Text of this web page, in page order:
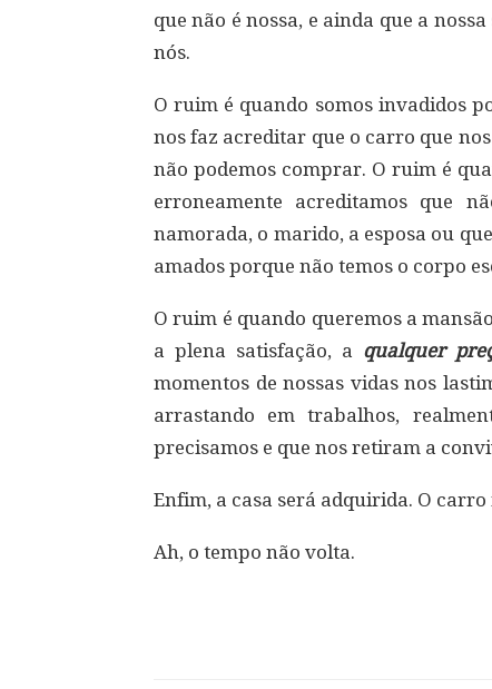
que não é nossa, e ainda que a
nós.
O ruim é quando somos invadidos
nos faz acreditar que o carro que
não podemos comprar. O ruim é
erroneamente acreditamos que
namorada, o marido, a esposa ou
amados porque não temos o corpo
O ruim é quando queremos a
a plena satisfação, a qualquer
momentos de nossas vidas nos
arrastando em trabalhos,
precisamos e que nos retiram a
Enfim, a casa será adquirida. O
Ah, o tempo não volta.